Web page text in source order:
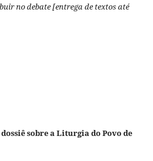
no debate [entrega de textos até
dossiê sobre a Liturgia do Povo de